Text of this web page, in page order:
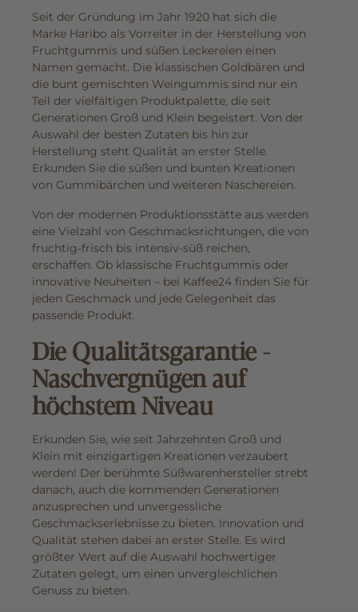
Seit der Gründung im Jahr 1920 hat sich die
Marke Haribo als Vorreiter in der Herstellung von
Fruchtgummis und süßen Leckereien einen
Namen gemacht. Die klassischen Goldbären und
die bunt gemischten Weingummis sind nur ein
Teil der vielfältigen Produktpalette, die seit
Generationen Groß und Klein begeistert. Von der
Auswahl der besten Zutaten bis hin zur
Herstellung steht Qualität an erster Stelle.
Erkunden Sie die süßen und bunten Kreationen
von Gummibärchen und weiteren Naschereien.
Von der modernen Produktionsstätte aus werden
eine Vielzahl von Geschmacksrichtungen, die von
fruchtig-frisch bis intensiv-süß reichen,
erschaffen. Ob klassische Fruchtgummis oder
innovative Neuheiten – bei Kaffee24 finden Sie für
jeden Geschmack und jede Gelegenheit das
passende Produkt.
Die Qualitätsgarantie -
Naschvergnügen auf
höchstem Niveau
Erkunden Sie, wie seit Jahrzehnten Groß und
Klein mit einzigartigen Kreationen verzaubert
werden! Der berühmte Süßwarenhersteller strebt
danach, auch die kommenden Generationen
anzusprechen und unvergessliche
Geschmackserlebnisse zu bieten. Innovation und
Qualität stehen dabei an erster Stelle. Es wird
größter Wert auf die Auswahl hochwertiger
Zutaten gelegt, um einen unvergleichlichen
Genuss zu bieten.